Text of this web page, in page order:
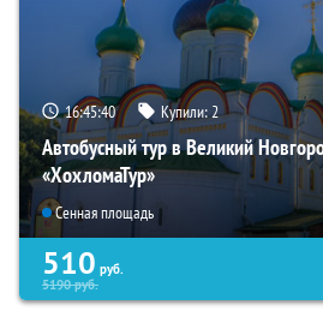
16:45:39 Купили:2
Автобусный тур в Великий
«ХохломаТур»
Сенная площадь
510 руб.
5190руб.